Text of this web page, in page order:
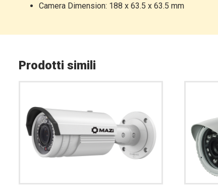
Camera Dimension: 188 x 63.5 x 63.5 mm
Prodotti simili